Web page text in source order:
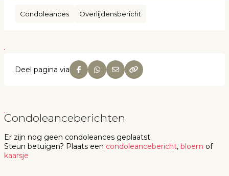
Condoleances Overlijdensbericht
Deel pagina via
Condoleanceberichten
Er zijn nog geen condoleances geplaatst.
Steun betuigen? Plaats een condoleancebericht, bloem of
kaarsje